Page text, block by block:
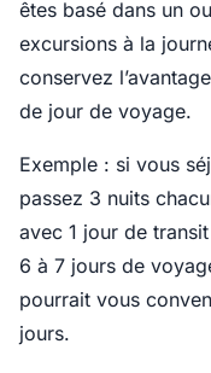
êtes basé dans un
excursions à la
conservez
de jour de voyage.
Exemple : si vous
passez 3 nuits
avec 1 jour de
6 à 7 jours de
pourrait vous
jours.